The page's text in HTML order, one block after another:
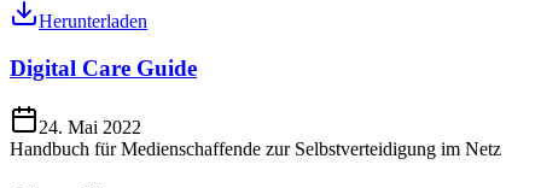
Herunterladen
Digital Care Guide
24. Mai 2022
Handbuch für Medienschaffende zur Selbstverteidigung im Netz